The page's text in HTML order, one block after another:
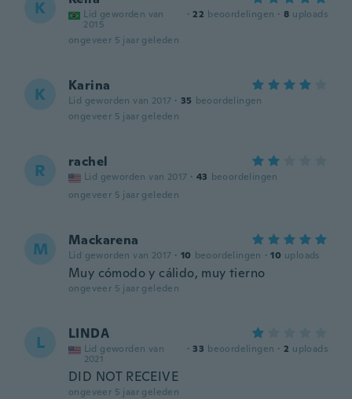
K
Lid geworden van
2015
· 22 beoordelingen · 8 uploads
ongeveer 5 jaar geleden
K Karina
Lid geworden van 2017 · 35 beoordelingen
ongeveer 5 jaar geleden
R rachel
Lid geworden van 2017 · 43 beoordelingen
ongeveer 5 jaar geleden
M Mackarena
Lid geworden van 2017 · 10 beoordelingen · 10 uploads
Muy cómodo y cálido, muy tierno
ongeveer 5 jaar geleden
L LINDA
Lid geworden van
2021
· 33 beoordelingen · 2 uploads
DID NOT RECEIVE
ongeveer 5 jaar geleden